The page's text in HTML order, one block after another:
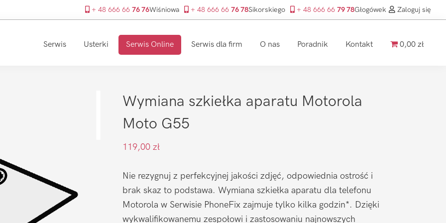
+ 48 666 66 76 76Wiśniowa + 48 666 66 76 78Sikorskiego + 48 666 66 79 78Głogówek Zaloguj się
Serwis Usterki Serwis Online Serwis dla firm O nas Poradnik Kontakt 0,00 zł
Wymiana szkiełka aparatu Motorola
Moto G55
119,00 zł
Nie rezygnuj z perfekcyjnej jakości zdjęć, odpowiednia ostrość i
brak skaz to podstawa. Wymiana szkiełka aparatu dla telefonu
Motorola w Serwisie PhoneFix zajmuje tylko kilka godzin*. Dzięki
wykwalifikowanemu zespołowi i zastosowaniu najnowszych